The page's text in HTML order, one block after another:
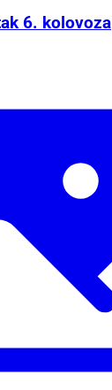
6. kolovoza